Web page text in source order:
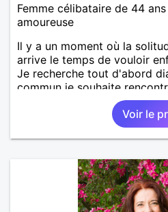
Femme célibataire de 44
amoureuse
Il y a un moment où la
arrive le temps de vouloir
Je recherche tout d'abord
commun je souhaite
secteur alentours, pourquoi
Voir le